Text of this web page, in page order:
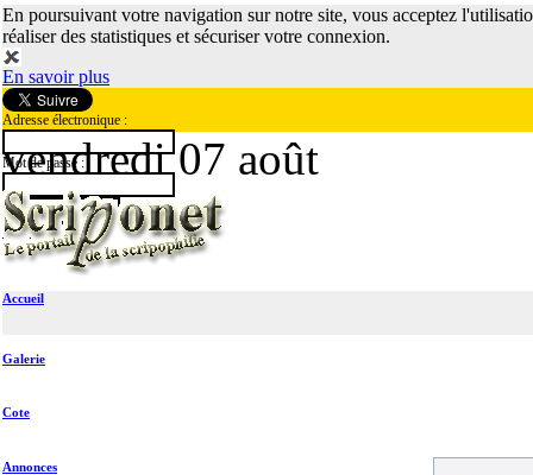
En poursuivant votre navigation sur notre site, vous acceptez
réaliser des statistiques et sécuriser votre connexion.
En savoir plus
Adresse électronique :
Mot de passe :
vendredi 07 août
Accueil
Galerie
Cote
Annonces